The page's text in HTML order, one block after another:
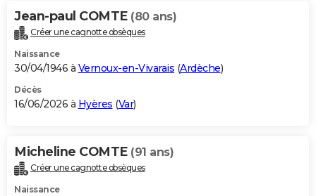
Jean-paul COMTE (80 ans)
Créer une cagnotte obsèques
Naissance
30/04/1946 à Vernoux-en-Vivarais (Ardèche)
Décès
16/06/2026 à Hyères (Var)
Micheline COMTE (91 ans)
Créer une cagnotte obsèques
Naissance